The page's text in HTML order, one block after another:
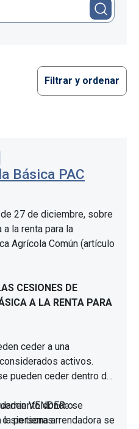
Filtrar y ordenar
Básica PAC
27 de diciembre, sobre
la renta para la
Agrícola Común (artículo
CESIONES DE
A LA RENTA PARA
ceder a una
activos.
pueden ceder dentro de
VENDER o
o sin tierras.
donde se
persona arrendadora se